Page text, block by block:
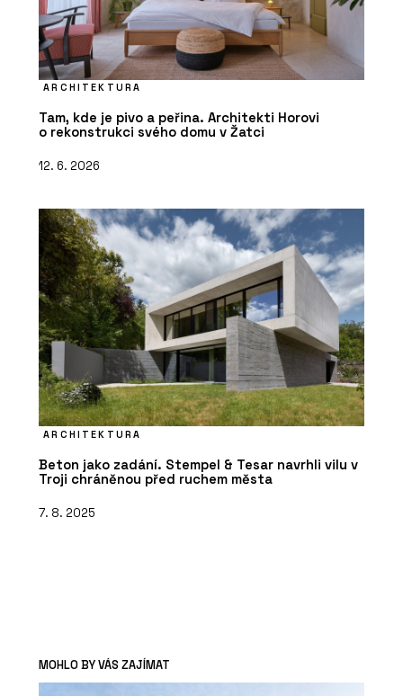
ARCHITEKTURA
Tam, kde je pivo a peřina. Architekti Horovi
o rekonstrukci svého domu v Žatci
12. 6. 2026
ARCHITEKTURA
Beton jako zadání. Stempel & Tesar navrhli vilu v
Troji chráněnou před ruchem města
7. 8. 2025
MOHLO BY VÁS ZAJÍMAT